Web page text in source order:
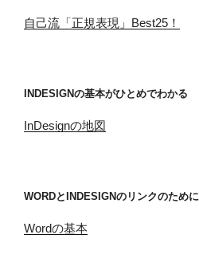
自己流「正規表現」Best25！
INDESIGNの基本がひとめでわかる
InDesignの地図
WORDとINDESIGNのリンクのために
Wordの基本